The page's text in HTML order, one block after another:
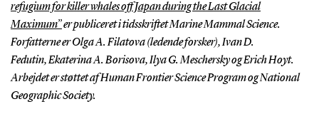
Mulige nye økotyper:
Flokke, der lever af fisk i Nordatlanten.
Flokke, der lever af havpattedyr i Nordatlanten.
refugium for killer whales off Japan during the Last Glacial
Maximum”er publiceret i tidsskriftet Marine Mammal Science.
Forfatterne er Olga A. Filatova (ledende forsker), Ivan D.
Fedutin, Ekaterina A. Borisova, Ilya G. Meschersky og Erich Hoyt.
Arbejdet er støttet af Human Frontier Science Program og National
Geographic Society.